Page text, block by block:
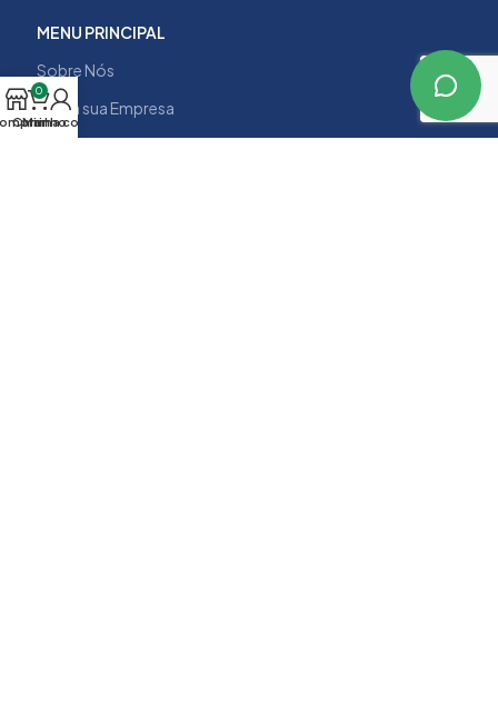
MENU PRINCIPAL
Sobre Nós
Para a sua Empresa
0
Carrinho
Minha conta